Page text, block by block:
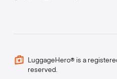
LuggageHero® is a
reserved.